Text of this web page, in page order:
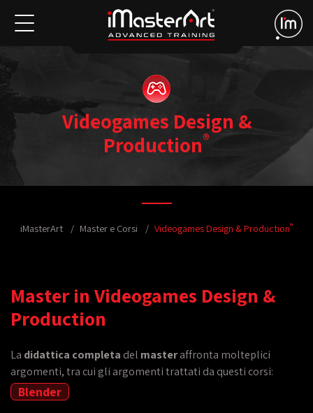
Videogames Design &
Production®
iMasterArt Master e Corsi Videogames Design & Production®
Master in Videogames Design &
Production
La didattica completa del masteraffronta molteplici
argomenti, tra cui gli argomenti trattati da questi corsi:
Blender